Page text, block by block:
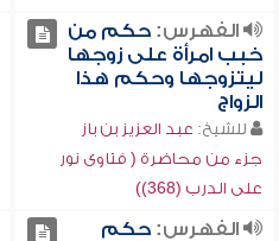
الفهرس:حكم من
خبب امرأة على زوجها
ليتزوجها وحكم هذا
الزواج
للشيخ: عبد العزيز بن باز
جزء من محاضرة ( فتاوى نور
على الدرب (368))
الفهرس:حكم